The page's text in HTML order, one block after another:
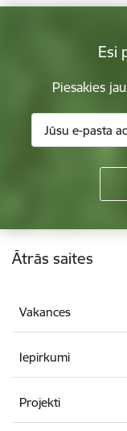
Esi
Piesakies
Kājene
Ātrās saites
Vakances
Iepirkumi
Projekti